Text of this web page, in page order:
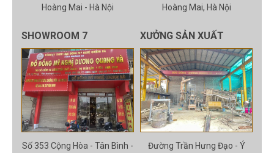
Hoàng Mai - Hà Nội
Hoàng Mai, Hà Nội
SHOWROOM 7
Số 353 Cộng Hòa - Tân Bình -
XƯỞNG SẢN XUẤT
Đường Trần Hưng Đạo - Ý